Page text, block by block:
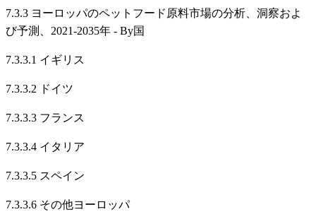
7.3.3 ヨーロッパのペットフード原料市場の分析、洞察およ
び予測、2021-2035年 - By国
7.3.3.1 イギリス
7.3.3.2 ドイツ
7.3.3.3 フランス
7.3.3.4 イタリア
7.3.3.5 スペイン
7.3.3.6 その他ヨーロッパ